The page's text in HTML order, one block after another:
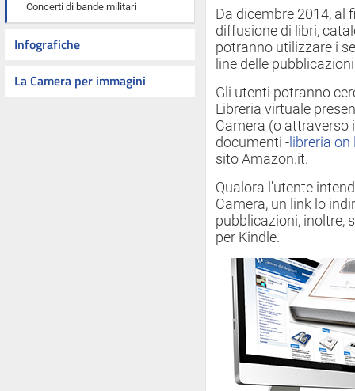
Concerti di bande militari
Infografiche
La Camera per immagini
Da dicembre 2014, al
diffusione di libri,
potranno utilizzare i
line delle
Gli utenti potranno
Libreria virtuale
Camera (o attraverso
documenti - libreria on
sito Amazon.it.
Qualora l'utente
Camera, un link lo
pubblicazioni, inoltre,
per Kindle.